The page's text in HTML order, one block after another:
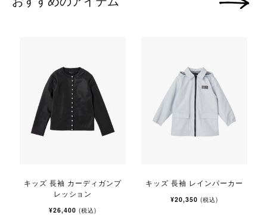
キッズ 長袖 カーディガンプ
レッション
¥26,400 (税込)
キッズ 長袖 レインパーカー
¥20,350 (税込)
次の画像